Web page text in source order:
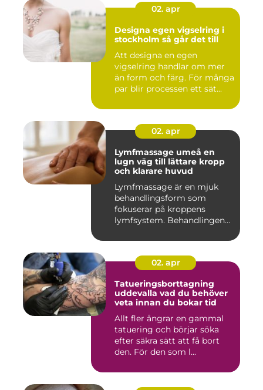
02. apr
Designa egen vigselring i
stockholm så går det till
Att designa en egen
vigselring handlar om mer
än form och färg. För många
par blir processen ett sät...
02. apr
Lymfmassage umeå en
lugn väg till lättare kropp
och klarare huvud
Lymfmassage är en mjuk
behandlingsform som
fokuserar på kroppens
lymfsystem. Behandlingen
02. apr
Tatueringsborttagning
uddevalla vad du behöver
veta innan du bokar tid
Allt fler ångrar en gammal
tatuering och börjar söka
efter säkra sätt att få bort
den. För den som l...